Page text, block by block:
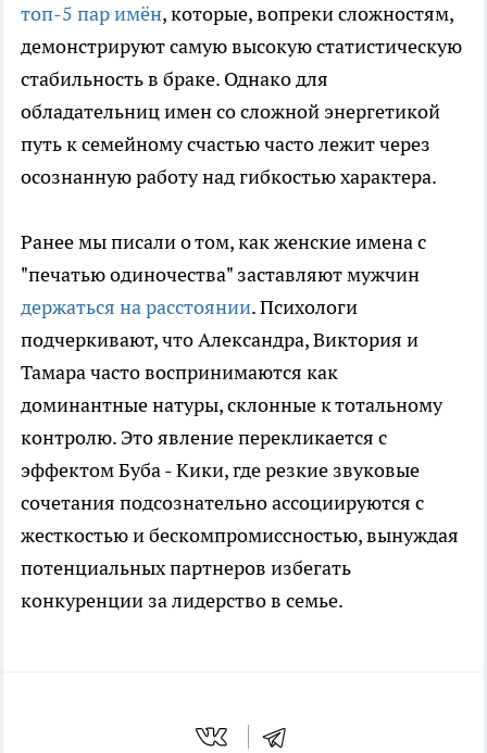
топ-5 пар имён, которые, вопреки сложностям,
демонстрируют самую высокую статистическую
стабильность в браке. Однако для
обладательниц имен со сложной энергетикой
путь к семейному счастью часто лежит через
осознанную работу над гибкостью характера.
Ранее мы писали о том, как женские имена с
"печатью одиночества" заставляют мужчин
держаться на расстоянии. Психологи
подчеркивают, что Александра, Виктория и
Тамара часто воспринимаются как
доминантные натуры, склонные к тотальному
контролю. Это явление перекликается с
эффектом Буба - Кики, где резкие звуковые
сочетания подсознательно ассоциируются с
жесткостью и бескомпромиссностью, вынуждая
потенциальных партнеров избегать
конкуренции за лидерство в семье.